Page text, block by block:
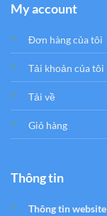
My account
Đơn hàng của tôi
Tải khoản của tôi
Tải về
Giỏ hàng
Thông tin
Thông tin website